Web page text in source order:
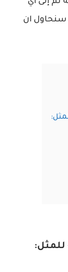
سنحاول ان
للمثل: